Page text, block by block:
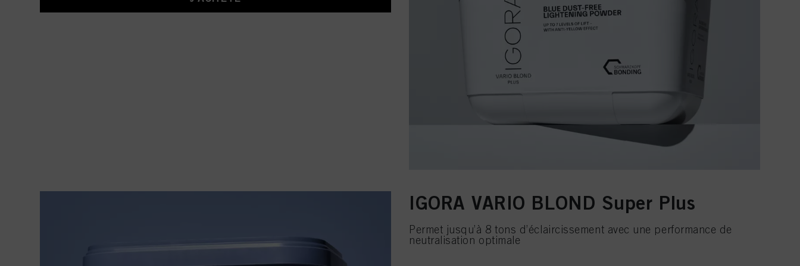
IGORA VARIO BLOND Super Plus
Permet jusqu’à 8 tons d’éclaircissement avec une performance de
neutralisation optimale